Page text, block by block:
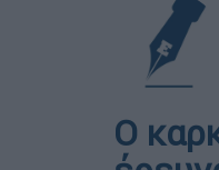
Ο